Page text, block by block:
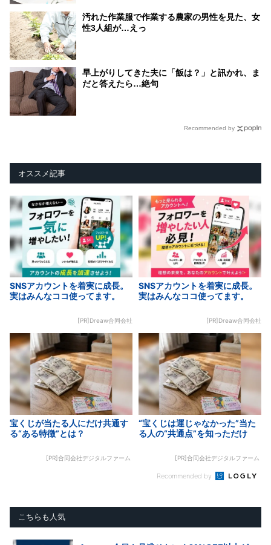
汚れた作業服で作業する農家の男性を見た、女
性3人組が…えっ
早上がりしてきた夫に「飯は？」と訊かれ、ま
だと答えたら…絶句
Recommended by
オススメ記事
SNSアカウントを着実に成長。
実はみんなココ使ってます。
[PR]Dreaw合同会社
SNSアカウントを着実に成長。
実はみんなココ使ってます。
[PR]Dreaw合同会社
宝くじが当たる人にだけ共通す
る“ある特徴”とは？
[PR]合同会社デジタルファーム
“宝くじは運じゃなかった”当た
る人の“共通点”を知っただけ
[PR]合同会社デジタルファーム
Recommended by
こちらも人気